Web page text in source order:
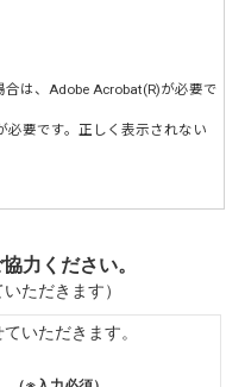
は、 Adobe Acrobat(R)が必要で
必要です。正しく表示されない